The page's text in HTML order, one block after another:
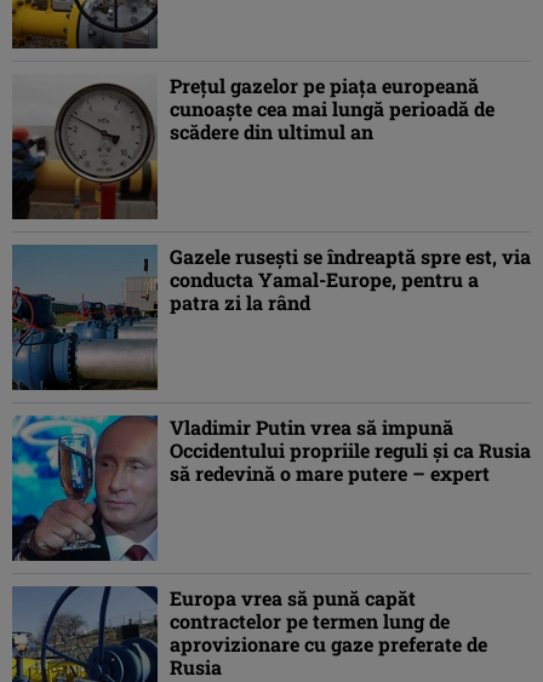
Preţul gazelor pe piaţa europeană
cunoaşte cea mai lungă perioadă de
scădere din ultimul an
Gazele ruseşti se îndreaptă spre est, via
conducta Yamal-Europe, pentru a
patra zi la rând
Vladimir Putin vrea să impună
Occidentului propriile reguli şi ca Rusia
să redevină o mare putere – expert
Europa vrea să pună capăt
contractelor pe termen lung de
aprovizionare cu gaze preferate de
Rusia